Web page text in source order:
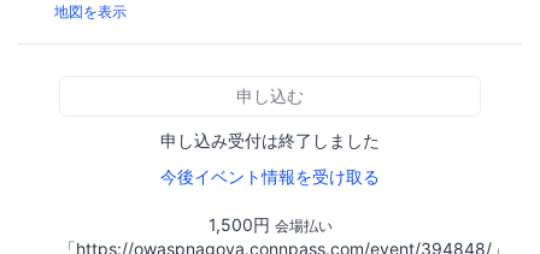
地図を表示
申し込む
申し込み受付は終了しました
今後イベント情報を受け取る
1,500円 会場払い
「https://owaspnagoya.connpass.com/event/394848/」